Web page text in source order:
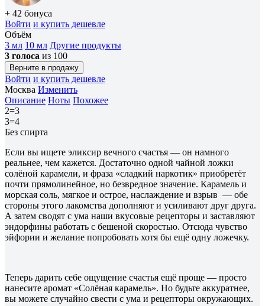
+ 42 бонуса
Войти и купить дешевле
Объём
3 мл 10 мл Другие продукты
3 голоса из 100
Верните в продажу
Войти и купить дешевле
Москва Изменить
Описание Ноты Похожее
2=3
3=4
Без спирта
Если вы ищете эликсир вечного счастья — он намного
реальнее, чем кажется. Достаточно одной чайной ложки
солёной карамели, и фраза «сладкий наркотик» приобретёт
почти прямолинейное, но безвредное значение. Карамель и
морская соль, мягкое и острое, наслаждение и взрыв — обе
стороны этого лакомства дополняют и усиливают друг друга.
А затем сводят с ума наши вкусовые рецепторы и заставляют
эндорфины работать с бешеной скоростью. Отсюда чувство
эйфории и желание попробовать хотя бы ещё одну ложечку.
Теперь дарить себе ощущение счастья ещё проще — просто
нанесите аромат «Солёная карамель». Но будьте аккуратнее,
вы можете случайно свести с ума и рецепторы окружающих.